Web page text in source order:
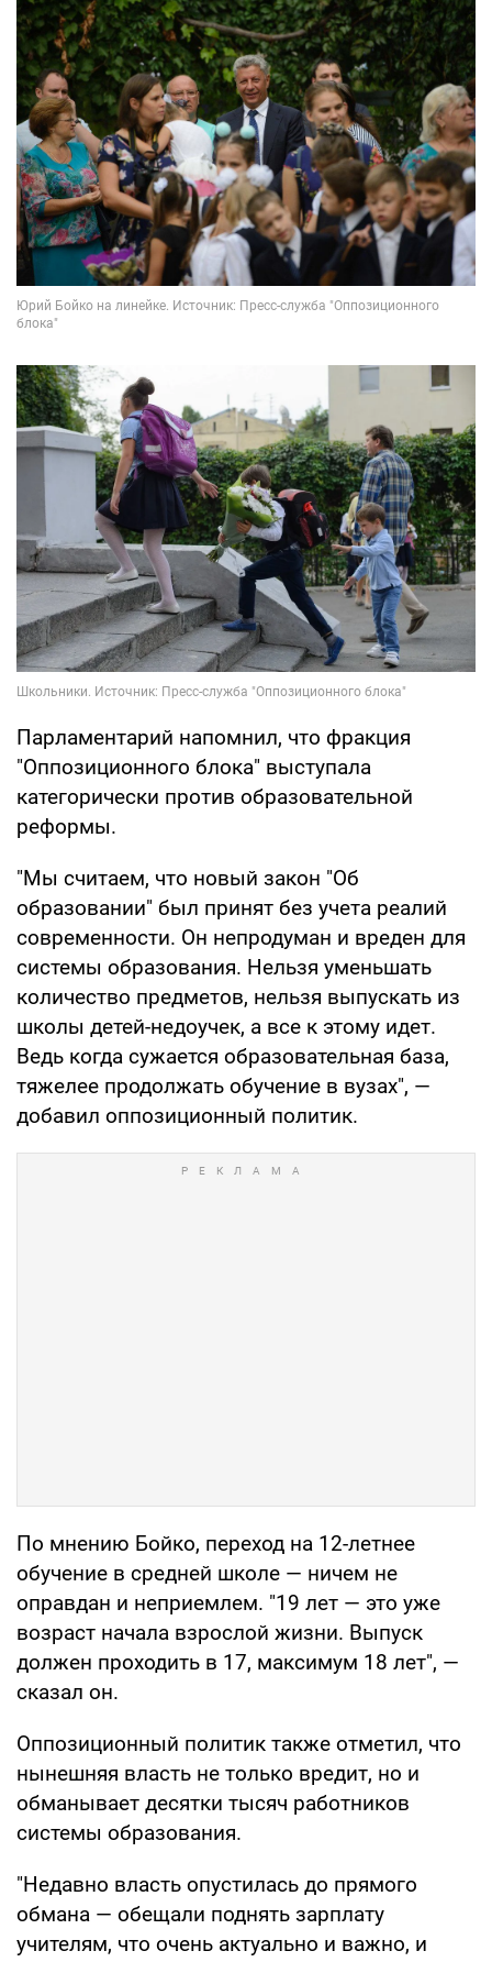
Парламентарий напомнил, что фракция
"Оппозиционного блока" выступала
категорически против образовательной
реформы.
"Мы считаем, что новый закон "Об
образовании" был принят без учета реалий
современности. Он непродуман и вреден для
системы образования. Нельзя уменьшать
количество предметов, нельзя выпускать из
школы детей-недоучек, а все к этому идет.
Ведь когда сужается образовательная база,
тяжелее продолжать обучение в вузах", —
добавил оппозиционный политик.
По мнению Бойко, переход на 12-летнее
обучение в средней школе — ничем не
оправдан и неприемлем. "19 лет — это уже
возраст начала взрослой жизни. Выпуск
должен проходить в 17, максимум 18 лет", —
сказал он.
Оппозиционный политик также отметил, что
нынешняя власть не только вредит, но и
обманывает десятки тысяч работников
системы образования.
"Недавно власть опустилась до прямого
обмана — обещали поднять зарплату
учителям, что очень актуально и важно, и